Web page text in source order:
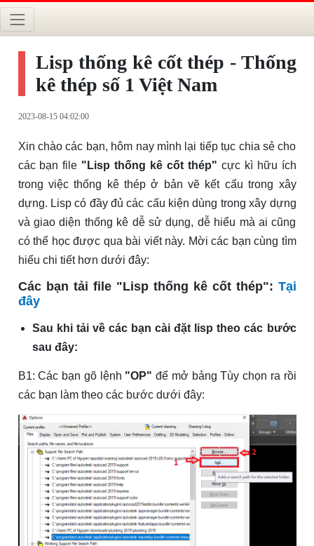
Lisp thống kê cốt thép - Thống
kê thép số 1 Việt Nam
2023-08-15 04:02:00
Xin chào các bạn, hôm nay mình lại tiếp tục chia sẻ cho
các bạn file "Lisp thống kê cốt thép" cực kì hữu ích
trong việc thống kê thép ở bản vẽ kết cấu trong xây
dựng. Lisp có đầy đủ các cấu kiện dùng trong xây dựng
và giao diện thống kê dễ sử dụng, dễ hiểu mà ai cũng
có thể học được qua bài viết này. Mời các bạn cùng tìm
hiểu chi tiết hơn dưới đây:
Các bạn tải file "Lisp thống kê cốt thép": Tại
đây
Sau khi tải về các bạn cài đặt lisp theo các bước
sau đây:
B1: Các bạn gõ lệnh "OP" để mở bảng Tùy chọn ra rồi
các bạn làm theo các bước dưới đây: